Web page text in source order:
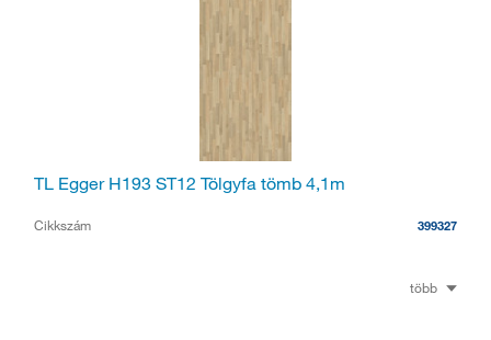
TL Egger H193 ST12 Tölgyfa tömb 4,1m
Cikkszám 399327
több